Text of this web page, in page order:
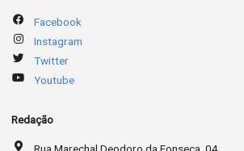
Facebook
Instagram
Twitter
Youtube
Redação
Rua Marechal Deodoro da Fonseca, 04